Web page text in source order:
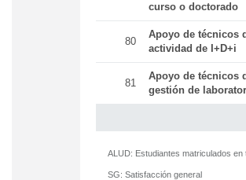
curso o doctorado
80
Apoyo de técnicos
actividad de I+D+i
81
Apoyo de técnicos
gestión de
ALUD: Estudiantes matriculados
SG: Satisfacción general